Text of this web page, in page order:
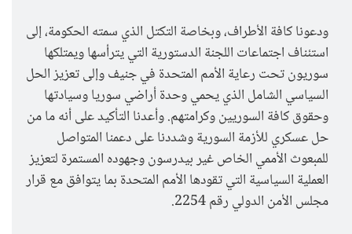
ودعونا كافة الأطراف، وبخاصة التكتل الذي سمته الحكومة، إلى
استئناف اجتماعات اللجنة الدستورية التي يترأسها ويمتلكها
سوريون تحت رعاية الأمم المتحدة في جنيف وإلى تعزيز الحل
السياسي الشامل الذي يحمي وحدة أراضي سوريا وسيادتها
وحقوق كافة السوريين وكرامتهم. وأعدنا التأكيد على أنه ما من
حل عسكري للأزمة السورية وشددنا على دعمنا المتواصل
للمبعوث الأممي الخاص غير بيدرسون وجهوده المستمرة لتعزيز
العملية السياسية التي تقودها الأمم المتحدة بما يتوافق مع قرار
مجلس الأمن الدولي رقم 2254.